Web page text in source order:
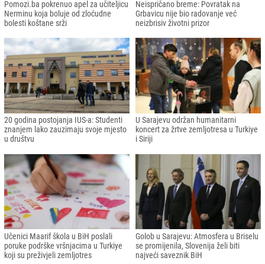
Pomozi.ba pokrenuo apel za učiteljicu
Nerminu koja boluje od zloćudne
bolesti koštane srži
Neispričano breme: Povratak na
Grbavicu nije bio radovanje već
neizbrisiv životni prizor
20 godina postojanja IUS-a: Studenti
znanjem lako zauzimaju svoje mjesto
u društvu
U Sarajevu održan humanitarni
koncert za žrtve zemljotresa u Turkiye
i Siriji
Učenici Maarif škola u BiH poslali
poruke podrške vršnjacima u Turkiye
koji su preživjeli zemljotres
Golob u Sarajevu: Atmosfera u Briselu
se promijenila, Slovenija želi biti
najveći saveznik BiH